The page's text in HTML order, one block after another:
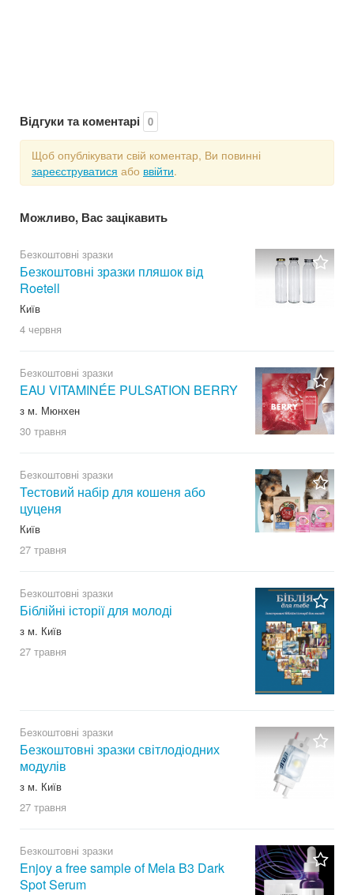
Відгуки та коментарі 0
Щоб опублікувати свій коментар, Ви повинні
зареєструватися або ввійти.
Можливо, Вас зацікавить
Безкоштовні зразки
Безкоштовні зразки пляшок від
Roetell
Київ
4 червня
Безкоштовні зразки
EAU VITAMINÉE PULSATION BERRY
з м. Мюнхен
30 травня
Безкоштовні зразки
Тестовий набір для кошеня або
цуценя
Київ
27 травня
Безкоштовні зразки
Біблійні історії для молоді
з м. Київ
27 травня
Безкоштовні зразки
Безкоштовні зразки світлодіодних
модулів
з м. Київ
27 травня
Безкоштовні зразки
Enjoy a free sample of Mela B3 Dark
Spot Serum